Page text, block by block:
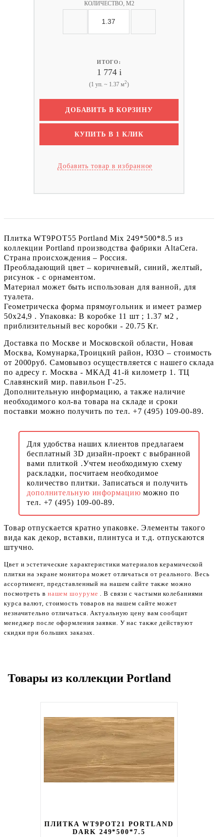
КОЛИЧЕСТВО, М2
ИТОГО:
1 774 i
(1 уп. ~ 1.37 м2)
ДОБАВИТЬ В КОРЗИНУ
КУПИТЬ В 1 КЛИК
Добавить товар в избранное
Плитка WT9POT55 Portland Mix 249*500*8.5 из
коллекции Portland производства фабрики AltaCera.
Страна происхождения – Россия.
Преобладающий цвет – коричневый, синий, желтый,
рисунок - с орнаментом.
Материал может быть использован для ванной, для
туалета.
Геометрическа форма прямоугольник и имеет размер
50x24,9 . Упаковка: В коробке 11 шт ; 1.37 м2 ,
приблизительный вес коробки - 20.75 Кг.
Доставка по Москве и Московской области, Новая
Москва, Комунарка,Троицкий район, ЮЗО – стоимость
от 2000руб. Самовывоз осуществляется с нашего склада
по адресу г. Москва - МКАД 41-й километр 1. ТЦ
Славянский мир. павильон Г-25.
Дополнительную информацию, а также наличие
необходимого кол-ва товара на складе и сроки
поставки можно получить по тел. +7 (495) 109-00-89.
Для удобства наших клиентов предлагаем
бесплатный 3D дизайн-проект с выбранной
вами плиткой .Учтем необходимую схему
раскладки, посчитаем необходимое
количество плитки. Записаться и получить
дополнительную информациюможно по
тел. +7 (495) 109-00-89.
Товар отпускается кратно упаковке. Элементы такого
вида как декор, вставки, плинтуса и т.д. отпускаются
штучно.
Цвет и эстетические характеристики материалов керамической
плитки на экране монитора может отличаться от реального. Весь
ассортимент, представленный на нашем сайте также можно
посмотреть в нашем шоуруме . В связи с частыми колебаниями
курса валют, стоимость товаров на нашем сайте может
незначительно отличаться. Актуальную цену вам сообщит
менеджер после оформления заявки. У нас также действуют
скидки при больших заказах.
Товары из коллекции Portland
ПЛИТКА WT9POT21 PORTLAND
DARK 249*500*7.5